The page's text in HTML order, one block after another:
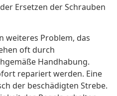
Ersetzen der Schrauben
weiteres Problem, das
oft durch
Handhabung.
repariert werden. Eine
der beschädigten Strebe.